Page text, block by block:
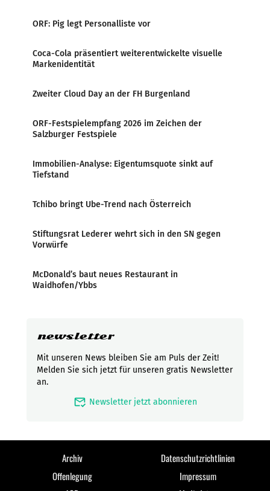
ORF: Pig legt Personalliste vor
Coca-Cola präsentiert weiterentwickelte visuelle
Markenidentität
Zweiter Cloud Day an der FH Burgenland
ORF-Festspielempfang 2026 im Zeichen der
Salzburger Festspiele
Immobilien-Analyse: Eigentumsquote sinkt auf
Tiefstand
Tchibo bringt Ube-Trend nach Österreich
Stiftungsrat Lederer wehrt sich in den SN gegen
Vorwürfe
McDonald’s baut neues Restaurant in
Waidhofen/Ybbs
newsletter
Mit unseren News bleiben Sie am Puls der Zeit!
Melden Sie sich jetzt für unseren gratis Newsletter
an.
mark_email_read Newsletter jetzt abonnieren
Archiv
Datenschutzrichtlinien
Offenlegung
Impressum